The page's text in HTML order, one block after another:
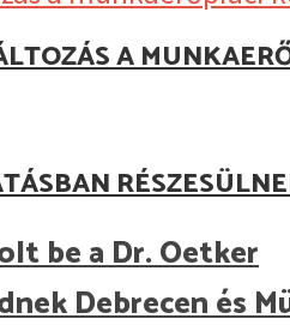
A
be a Dr. Oetker
Debrecen és